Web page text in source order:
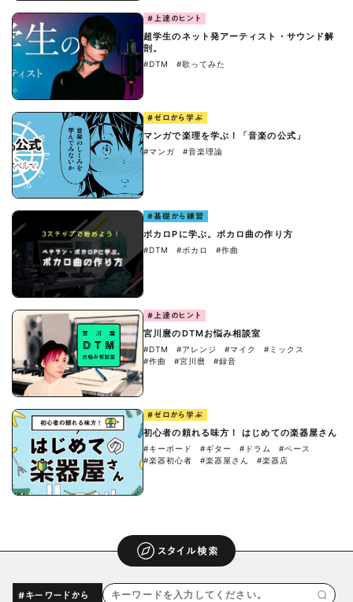
#上達のヒント
超学生のネット発アーティスト・サウンド解
剖。
#DTM #歌ってみた
#ゼロから学ぶ
マンガで楽理を学ぶ！「音楽の公式」
#マンガ #音楽理論
#基礎から練習
ボカロPに学ぶ。ボカロ曲の作り方
#DTM #ボカロ #作曲
#上達のヒント
宮川麿のDTMお悩み相談室
#DTM #アレンジ #マイク
#ミックス
#作曲
#宮川麿 #録音
#ゼロから学ぶ
初心者の頼れる味方！ はじめての楽器屋さん
#キーボード #ギター #ドラム
#ベース
#楽器初心者
#楽器屋さん #楽器店
スタイル検索
#キーワードから